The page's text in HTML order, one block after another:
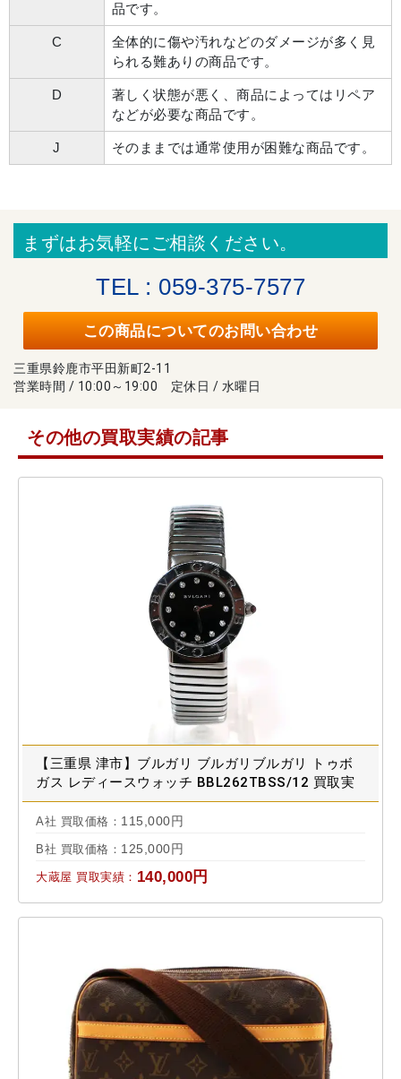
品です。
C
全体的に傷や汚れなどのダメージが多く見
られる難ありの商品です。
D
著しく状態が悪く、商品によってはリペア
などが必要な商品です。
J そのままでは通常使用が困難な商品です。
まずはお気軽にご相談ください。
TEL : 059-375-7577
この商品についてのお問い合わせ
三重県鈴鹿市平田新町2-11
営業時間 / 10:00～19:00 定休日 / 水曜日
その他の買取実績の記事
【三重県 津市】ブルガリ ブルガリブルガリ トゥボ
ガス レディースウォッチ BBL262TBSS/12 買取実
績 2020.09
A社 買取価格： 115,000円
B社 買取価格： 125,000円
大蔵屋 買取実績： 140,000円